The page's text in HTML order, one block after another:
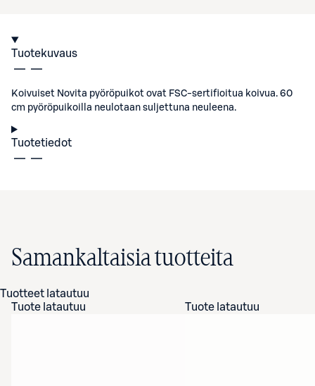
Tuotekuvaus
Koivuiset Novita pyöröpuikot ovat FSC-sertifioitua koivua. 60
cm pyöröpuikoilla neulotaan suljettuna neuleena.
Tuotetiedot
Samankaltaisia tuotteita
Tuotteet latautuu
Tuote latautuu
Tuote latautuu